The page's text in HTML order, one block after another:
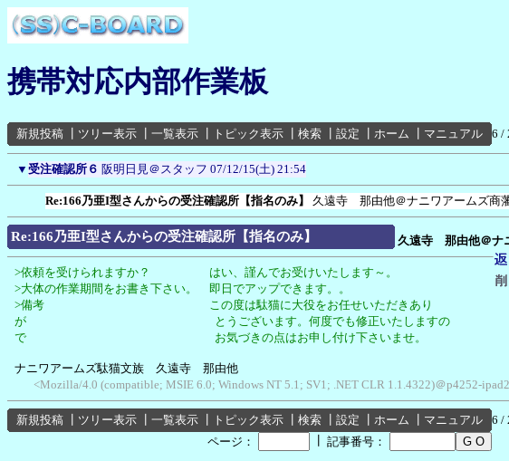
携帯対応内部作業板
新規投稿 ツリー表示 一覧表示 トピック表示 検索 設定 ホーム マニュアル 6 /
▼ 受注確認所６ 阪明日見＠スタッフ 07/12/15(土) 21:54
Re:166乃亜I型さんからの受注確認所【指名のみ】 久遠寺 那由他＠ナニワアームズ商
Re:166乃亜I型さんからの受注確認所【指名のみ】 久遠寺 那由他＠ナ
>依頼を受けられますか？ はい、謹んでお受けいたします～。
>大体の作業期間をお書き下さい。 即日でアップできます。。
>備考 この度は駄猫に大役をお任せいただきあり
が とうございます。何度でも修正いたしますの
で お気づきの点はお申し付け下さいませ。
ナニワアームズ駄猫文族 久遠寺 那由他
<Mozilla/4.0 (compatible; MSIE 6.0; Windows NT 5.1; SV1; .NET CLR 1.1.4322)＠p4252-
新規投稿 ツリー表示 一覧表示 トピック表示 検索 設定 ホーム マニュアル 6 /
ページ：
記事番号：